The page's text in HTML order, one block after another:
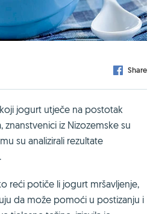
Share
jogurt utječe na postotak
iz Nizozemske su
su analizirali rezultate
reći potiče li jogurt mršavljenje,
da može pomoći u postizanju i